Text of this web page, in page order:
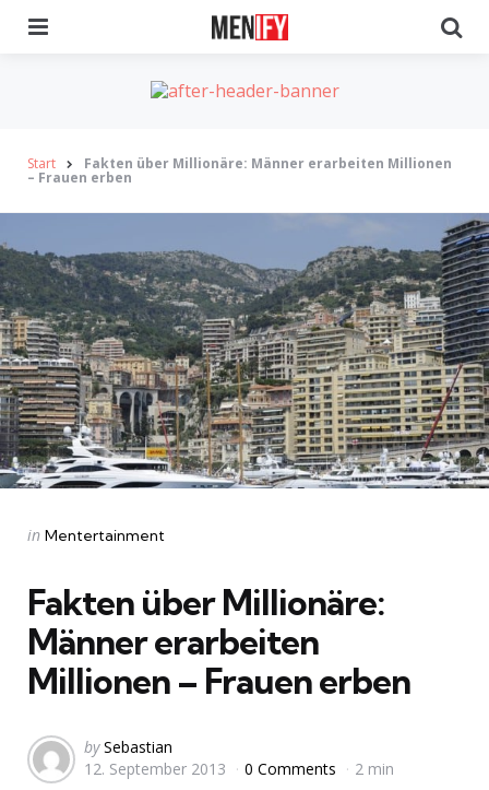
Start Fakten über Millionäre: Männer erarbeiten Millionen
– Frauen erben
Categories
Posted
in Mentertainment
Fakten über Millionäre:
Männer erarbeiten
Millionen – Frauen erben
Posted
by
by Sebastian
12. September 2013
0 Comments 2 min